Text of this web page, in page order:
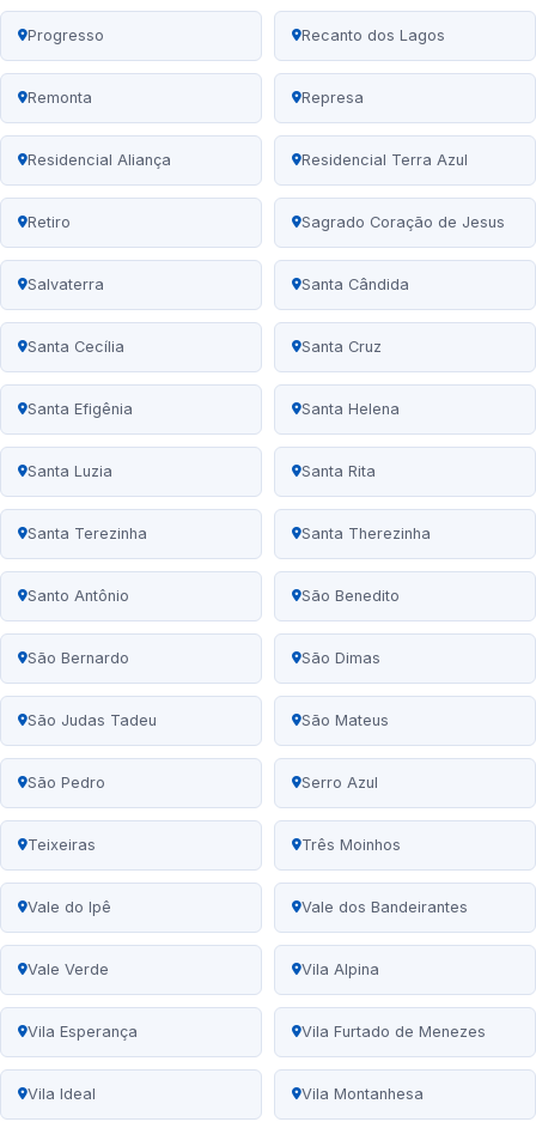
Progresso Recanto dos Lagos
Remonta Represa
Residencial Aliança Residencial Terra Azul
Retiro Sagrado Coração de Jesus
Salvaterra Santa Cândida
Santa Cecília Santa Cruz
Santa Efigênia Santa Helena
Santa Luzia Santa Rita
Santa Terezinha Santa Therezinha
Santo Antônio São Benedito
São Bernardo São Dimas
São Judas Tadeu São Mateus
São Pedro Serro Azul
Teixeiras Três Moinhos
Vale do Ipê Vale dos Bandeirantes
Vale Verde Vila Alpina
Vila Esperança Vila Furtado de Menezes
Vila Ideal Vila Montanhesa